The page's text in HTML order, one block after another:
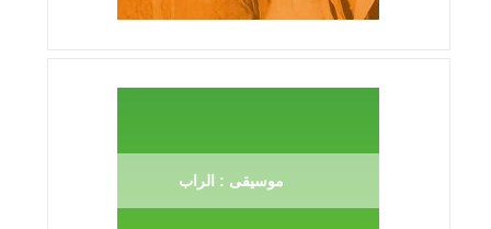
موسيقى : الراب